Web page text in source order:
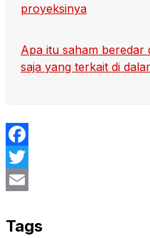
proyeksinya
Apa itu saham beredar
saja yang terkait di
Facebook
Twitter
Tags